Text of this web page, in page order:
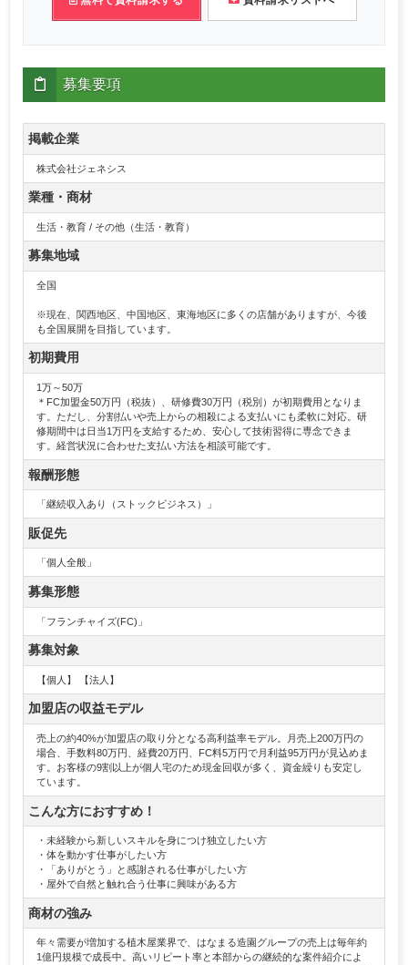
募集要項
掲載企業
株式会社ジェネシス
業種・商材
生活・教育 / その他（生活・教育）
募集地域
全国
※現在、関西地区、中国地区、東海地区に多くの店舗がありますが、今後
も全国展開を目指しています。
初期費用
1万～50万
＊FC加盟金50万円（税抜）、研修費30万円（税別）が初期費用となりま
す。ただし、分割払いや売上からの相殺による支払いにも柔軟に対応。研
修期間中は日当1万円を支給するため、安心して技術習得に専念できま
す。経営状況に合わせた支払い方法を相談可能です。
報酬形態
「継続収入あり（ストックビジネス）」
販促先
「個人全般」
募集形態
「フランチャイズ(FC)」
募集対象
【個人】 【法人】
加盟店の収益モデル
売上の約40%が加盟店の取り分となる高利益率モデル。月売上200万円の
場合、手数料80万円、経費20万円、FC料5万円で月利益95万円が見込めま
す。お客様の9割以上が個人宅のため現金回収が多く、資金繰りも安定し
ています。
こんな方におすすめ！
・未経験から新しいスキルを身につけ独立したい方
・体を動かす仕事がしたい方
・「ありがとう」と感謝される仕事がしたい方
・屋外で自然と触れ合う仕事に興味がある方
商材の強み
年々需要が増加する植木屋業界で、はなまる造園グループの売上は毎年約
1億円規模で成長中。高いリピート率と本部からの継続的な案件紹介によ